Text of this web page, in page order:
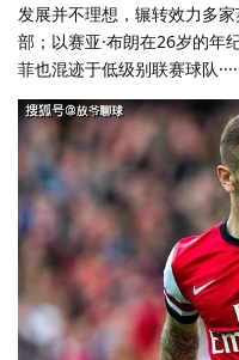
发展并不理想，辗转效力多
部；以赛亚·布朗在26岁的年
菲也混迹于低级别联赛球队